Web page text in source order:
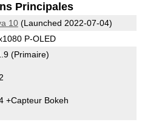
Principales
10(Launched 2022-07-04)
P-OLED
(Primaire)
+Capteur Bokeh